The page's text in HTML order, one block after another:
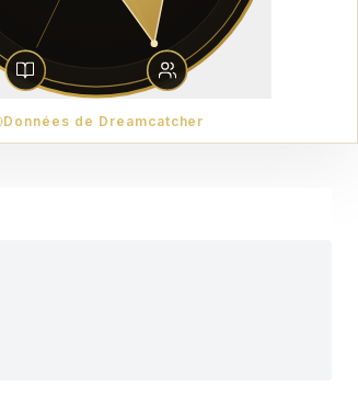
Données de Dreamcatcher